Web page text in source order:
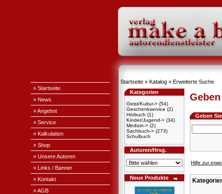
» Startseite
» News
» Angebot
» Service
» Kalkulation
» Shop
» Unsere Autoren
» Links / Banner
» Kontakt
» AGB
Startseite » Katalog » Erweiterte Suche
Kategorien
Geist/Kultur-> (54)
Geschenkservice (2)
Hörbuch (1)
Kinder/Jugend-> (34)
Medizin-> (2)
Sachbuch-> (273)
Schulbuch
Autoren/Hrsg.
Neue Produkte
Geben
Hilfe zur